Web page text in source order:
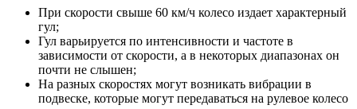
При скорости свыше 60 км/ч колесо издает характерный
гул;
Гул варьируется по интенсивности и частоте в
зависимости от скорости, а в некоторых диапазонах он
почти не слышен;
На разных скоростях могут возникать вибрации в
подвеске, которые могут передаваться на рулевое колесо